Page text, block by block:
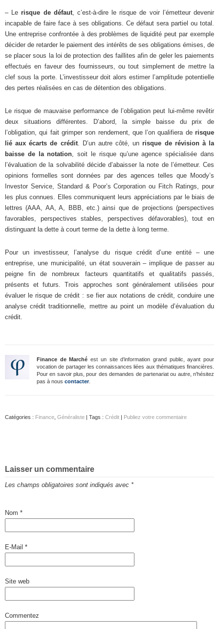
– Lerisque de défaut, c’est-à-dire le risque de voir l’émetteur devenir
incapable de faire face à ses obligations. Ce défaut sera partiel ou total.
Une entreprise confrontée à des problèmes de liquidité peut par exemple
décider de retarder le paiement des intérêts de ses obligations émises, de
se placer sous la loi de protection des faillites afin de geler les paiements
effectués en faveur des fournisseurs, ou tout simplement de mettre la
clef sous la porte. L’investisseur doit alors estimer l’amplitude potentielle
des pertes réalisées en cas de détention des obligations.
Le risque de mauvaise performance de l’obligation peut lui-même revêtir
deux situations différentes. D’abord, la simple baisse du prix de
l’obligation, qui fait grimper son rendement, que l’on qualifiera de risque
lié aux écarts de crédit. D’un autre côté, unrisque de révision à la
baisse de la notation , soit le risque qu’une agence spécialisée dans
l’évaluation de la solvabilité décide d’abaisser la note de l’émetteur. Ces
opinions formelles sont données par des agences telles que Moody’s
Investor Service, Standard & Poor’s Corporation ou Fitch Ratings, pour
les plus connues. Elles communiquent leurs appréciations par le biais de
lettres (AAA, AA, A, BBB, etc.) ainsi que de projections (perspectives
favorables, perspectives stables, perspectives défavorables), tout en
distinguant la dette à court terme de la dette à long terme.
Pour un investisseur, l’analyse du risque crédit d’une entité – une
entreprise, une municipalité, un état souverain – implique de passer au
peigne fin de nombreux facteurs quantitatifs et qualitatifs passés,
présents et futurs. Trois approches sont généralement utilisées pour
évaluer le risque de crédit : se fier aux notations de crédit, conduire une
analyse crédit traditionnelle, mettre au point un modèle d’évaluation du
crédit.
Finance de Marché est un site d’information grand public, ayant pour
vocation de partager les connaissances liées aux thématiques financières.
Pour en savoir plus, pour des demandes de partenariat ou autre, n'hésitez
pas à nous contacter.
Catégories : Finance Généraliste | Tags : Crédit | Publiez votre commentaire
Laisser un commentaire
Les champs obligatoires sont indiqués avec *
Nom *
E-Mail *
Site web
Commentez